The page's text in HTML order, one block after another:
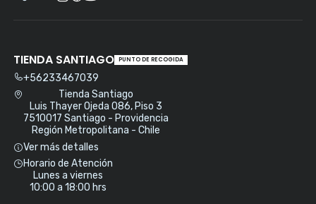
TIENDA SANTIAGO PUNTO DE RECOGIDA
+56233467039
Tienda Santiago
Luis Thayer Ojeda 086, Piso 3
7510017 Santiago - Providencia
Región Metropolitana - Chile
Ver más detalles
Horario de Atención
Lunes a viernes
10:00 a 18:00 hrs